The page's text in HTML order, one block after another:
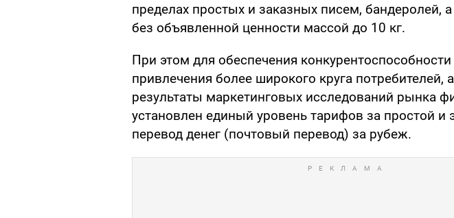
пределах простых и заказных писем, бандеролей,
без объявленной ценности массой до 10 кг.
При этом для обеспечения
привлечения более широкого круга потребителей,
результаты маркетинговых исследований рынка
установлен единый уровень тарифов за простой и
перевод денег (почтовый перевод) за рубеж.